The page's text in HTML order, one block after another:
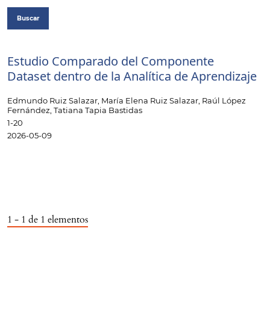
Buscar
Estudio Comparado del Componente
Dataset dentro de la Analítica de Aprendizaje
Edmundo Ruiz Salazar, María Elena Ruiz Salazar, Raúl López
Fernández, Tatiana Tapia Bastidas
1-20
2026-05-09
1 - 1 de 1 elementos